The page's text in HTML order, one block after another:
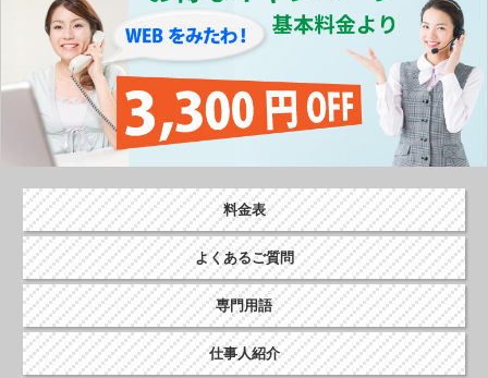
料金表
よくあるご質問
専門用語
仕事人紹介